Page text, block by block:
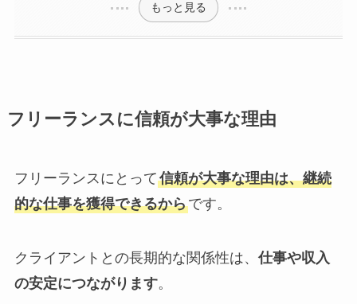
もっと見る
フリーランスに信頼が大事な理由
フリーランスにとって信頼が大事な理由は、継続
的な仕事を獲得できるからです。
クライアントとの長期的な関係性は、 仕事や収入
の安定につながります。